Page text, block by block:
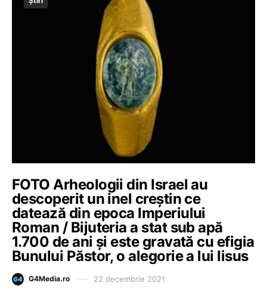
FOTO Arheologii din Israel au
descoperit un inel creștin ce
datează din epoca Imperiului
Roman / Bijuteria a stat sub apă
1.700 de ani și este gravată cu efigia
Bunului Păstor, o alegorie a lui Iisus
G4Media.ro 22 decembrie 2021